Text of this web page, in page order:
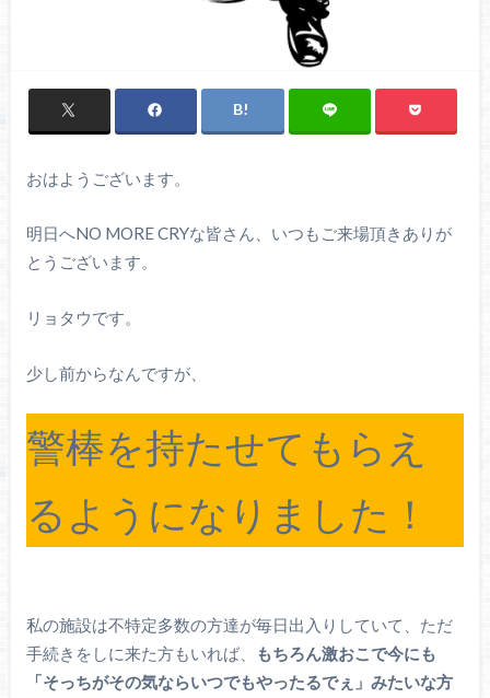
おはようございます。
明日へNO MORE CRYな皆さん、いつもご来場頂きありが
とうございます。
リョタウです。
少し前からなんですが、
警棒を持たせてもらえ
るようになりました！
私の施設は不特定多数の方達が毎日出入りしていて、ただ
手続きをしに来た方もいれば、
もちろん激おこで今にも
「そっちがその気ならいつでもやったるでぇ」みたいな方